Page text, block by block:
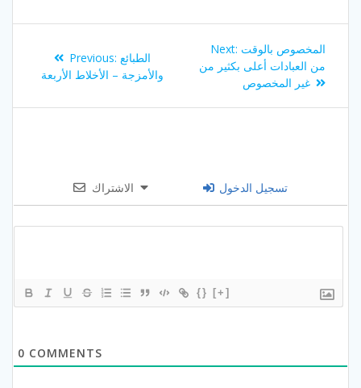
navigation
Previous: Previous
post:
الطبائع
والأمزجة – الأخلاط الأربعة
Next: Next
post:
المخصوص بالوقت
من العبادات أعلى بكثير من
غير المخصوص
الاشتراك تسجيل الدخول
{} [+]
0 COMMENTS